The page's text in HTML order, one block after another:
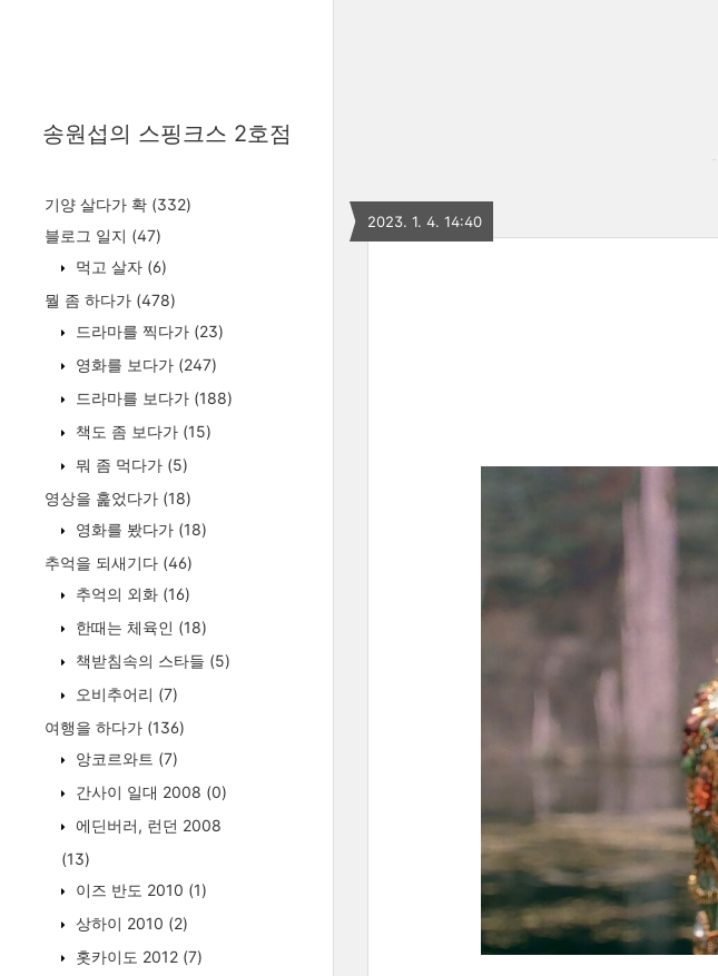
송원섭의 스핑크스 2호점
기양 살다가 확 (332)
블로그 일지 (47)
먹고 살자 (6)
뭘 좀 하다가 (478)
드라마를 찍다가 (23)
영화를 보다가 (247)
드라마를 보다가 (188)
책도 좀 보다가 (15)
뭐 좀 먹다가 (5)
영상을 훑었다가 (18)
영화를 봤다가 (18)
추억을 되새기다 (46)
추억의 외화 (16)
한때는 체육인 (18)
책받침속의 스타들 (5)
오비추어리 (7)
여행을 하다가 (136)
앙코르와트 (7)
간사이 일대 2008 (0)
에딘버러, 런던 2008
(13)
이즈 반도 2010 (1)
상하이 2010 (2)
홋카이도 2012 (7)
2023. 1. 4. 14:40